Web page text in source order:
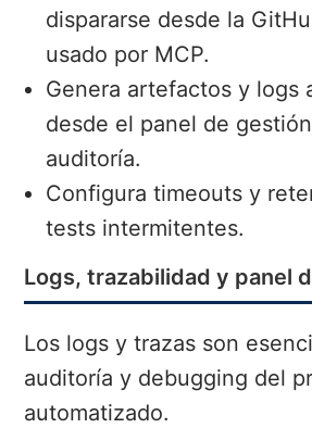
dispararse desde la
usado por MCP.
Genera artefactos y logs
desde el panel de
auditoría.
Configura timeouts y
tests intermitentes.
Logs, trazabilidad y panel
Los logs y trazas son
auditoría y debugging del
automatizado.